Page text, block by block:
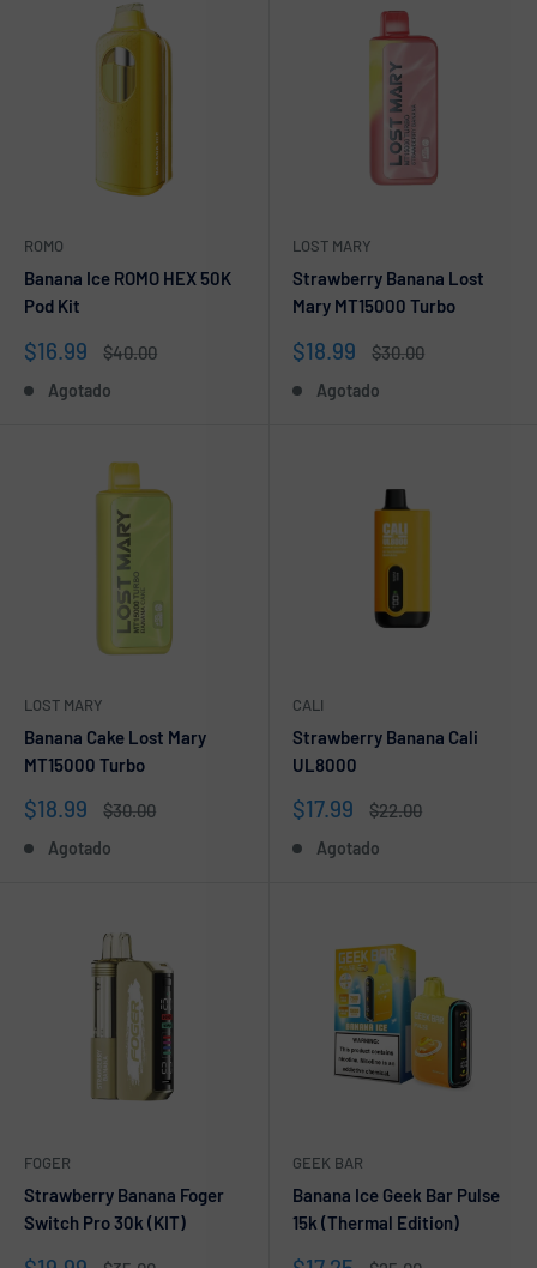
ROMO
Banana Ice ROMO HEX 50K
Pod Kit
Precio
venta
$16.99
Precio
$40.00
Agotado
LOST MARY
Strawberry Banana Lost
Mary MT15000 Turbo
Precio
venta
$18.99
Precio
$30.00
Agotado
LOST MARY
Banana Cake Lost Mary
MT15000 Turbo
Precio
venta
$18.99
Precio
$30.00
Agotado
CALI
Strawberry Banana Cali
UL8000
Precio
venta
$17.99
Precio
$22.00
Agotado
FOGER
Strawberry Banana Foger
Switch Pro 30k (KIT)
GEEK BAR
Banana Ice Geek Bar Pulse
15k (Thermal Edition)